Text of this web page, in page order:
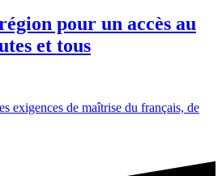
pour un accès au
et tous
exigences de maîtrise du français, de